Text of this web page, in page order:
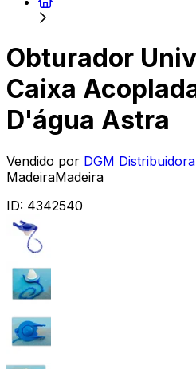
Obturador
Caixa
D'água Astra
Vendido por DGM Distribuidora
MadeiraMadeira
ID: 4342540